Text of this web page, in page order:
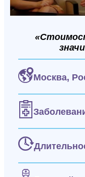
Москва,